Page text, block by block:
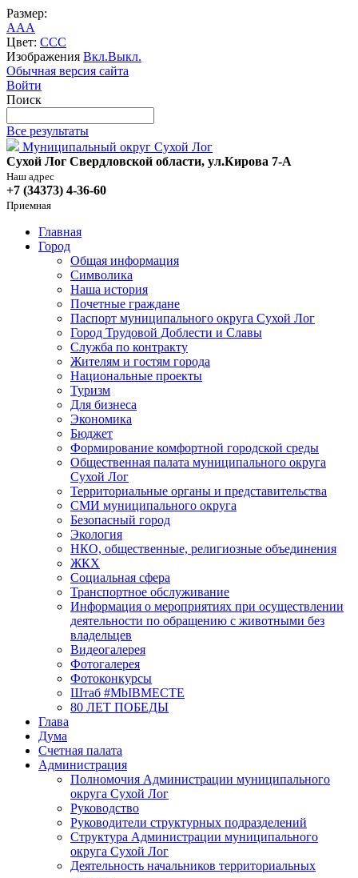
Размер:
AAA
Цвет: CCC
Изображения Вкл.Выкл.
Обычная версия сайта
Войти
Поиск
Все результаты
Муниципальный округ Сухой Лог
Сухой Лог Свердловской области, ул.Кирова 7-А
Наш адрес
+7 (34373) 4-36-60
Приемная
Главная
Город
Общая информация
Символика
Наша история
Почетные граждане
Паспорт муниципального округа Сухой Лог
Город Трудовой Доблести и Славы
Служба по контракту
Жителям и гостям города
Национальные проекты
Туризм
Для бизнеса
Экономика
Бюджет
Формирование комфортной городской среды
Общественная палата муниципального округа
Сухой Лог
Территориальные органы и представительства
СМИ муниципального округа
Безопасный город
Экология
НКО, общественные, религиозные объединения
ЖКХ
Социальная сфера
Транспортное обслуживание
Информация о мероприятиях при осуществлении
деятельности по обращению с животными без
владельцев
Видеогалерея
Фотогалерея
Фотоконкурсы
Штаб #MbIBMECTE
80 ЛЕТ ПОБЕДЫ
Глава
Дума
Счетная палата
Администрация
Полномочия Администрации муниципального
округа Сухой Лог
Руководство
Руководители структурных подразделений
Структура Администрации муниципального
округа Сухой Лог
Деятельность начальников территориальных